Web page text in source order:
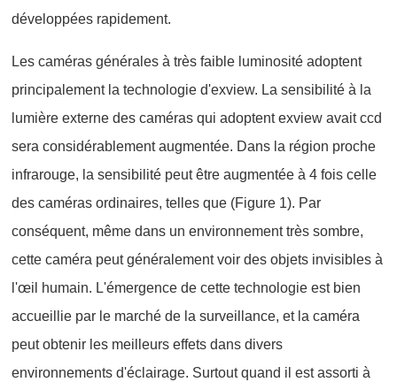
développées rapidement.
Les caméras générales à très faible luminosité adoptent
principalement la technologie d'exview. La sensibilité à la
lumière externe des caméras qui adoptent exview avait ccd
sera considérablement augmentée. Dans la région proche
infrarouge, la sensibilité peut être augmentée à 4 fois celle
des caméras ordinaires, telles que (Figure 1). Par
conséquent, même dans un environnement très sombre,
cette caméra peut généralement voir des objets invisibles à
l'œil humain. L'émergence de cette technologie est bien
accueillie par le marché de la surveillance, et la caméra
peut obtenir les meilleurs effets dans divers
environnements d'éclairage. Surtout quand il est assorti à